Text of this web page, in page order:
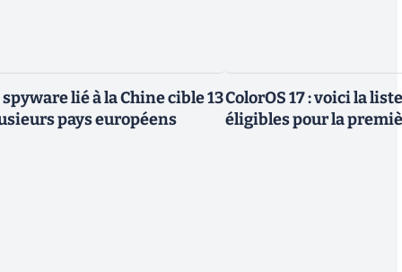
lié à la Chine cible 13
pays européens
ColorOS 17 : voici la
éligibles pour la